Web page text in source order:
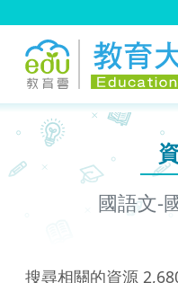
國語文-
搜尋相關的資源